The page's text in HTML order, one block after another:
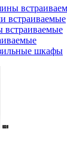
встраиваемые
шкафы